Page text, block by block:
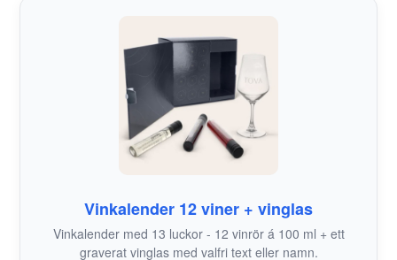
Vinkalender 12 viner + vinglas
Vinkalender med 13 luckor - 12 vinrör á 100 ml + ett
graverat vinglas med valfri text eller namn.